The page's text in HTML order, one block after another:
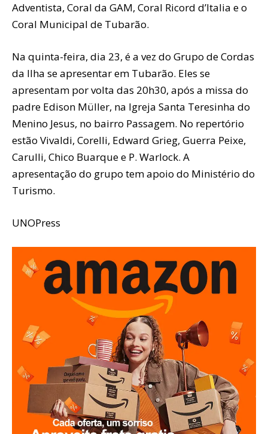
Adventista, Coral da GAM, Coral Ricord d’Italia e o
Coral Municipal de Tubarão.
Na quinta-feira, dia 23, é a vez do Grupo de Cordas
da Ilha se apresentar em Tubarão. Eles se
apresentam por volta das 20h30, após a missa do
padre Edison Müller, na Igreja Santa Teresinha do
Menino Jesus, no bairro Passagem. No repertório
estão Vivaldi, Corelli, Edward Grieg, Guerra Peixe,
Carulli, Chico Buarque e P. Warlock. A
apresentação do grupo tem apoio do Ministério do
Turismo.
UNOPress